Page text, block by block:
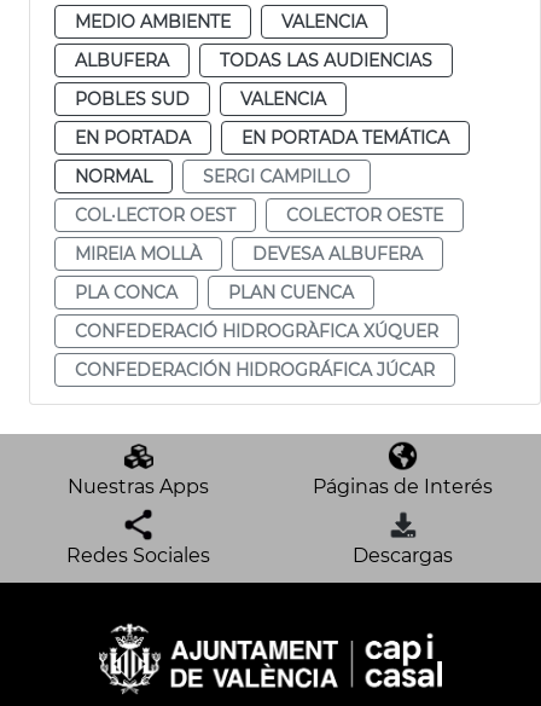
MEDIO AMBIENTE
VALENCIA
ALBUFERA
TODAS LAS AUDIENCIAS
POBLES SUD
VALENCIA
EN PORTADA
EN PORTADA TEMÁTICA
NORMAL
SERGI CAMPILLO
COL·LECTOR OEST
COLECTOR OESTE
MIREIA MOLLÀ
DEVESA ALBUFERA
PLA CONCA
PLAN CUENCA
CONFEDERACIÓ HIDROGRÀFICA XÚQUER
CONFEDERACIÓN HIDROGRÁFICA JÚCAR
Nuestras Apps Páginas de Interés
Redes Sociales Descargas